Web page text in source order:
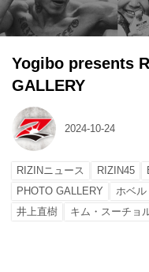
Yogibo presents
GALLERY
2024-10-24
RIZINニュース RIZIN45
PHOTO GALLERY
ホベル
井上直樹
キム・スーチョ